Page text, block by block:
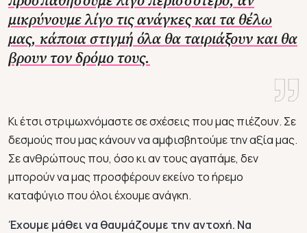
μικρύνουμε λίγο τις ανάγκες και τα θέλω
μας, κάποια στιγμή όλα θα ταιριάξουν και θα
βρουν τον δρόμο τους.
Κι έτσι στριμωχνόμαστε σε σχέσεις που μας πιέζουν. Σε
δεσμούς που μας κάνουν να αμφισβητούμε την αξία μας.
Σε ανθρώπους που, όσο κι αν τους αγαπάμε, δεν
μπορούν να μας προσφέρουν εκείνο το ήρεμο
καταφύγιο που όλοι έχουμε ανάγκη.
Έχουμε μάθει να θαυμάζουμε την αντοχή. Να